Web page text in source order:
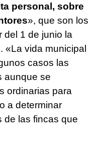
personal, sobre
», que son los
del 1 de junio la
«La vida municipal
casos las
aunque se
ordinarias para
a determinar
de las fincas que